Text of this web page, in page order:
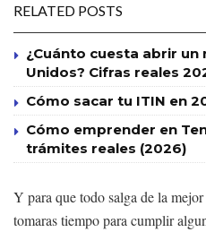
RELATED POSTS
¿Cuánto cuesta abrir un
Unidos? Cifras reales
Cómo sacar tu ITIN en
Cómo emprender en
trámites reales (2026)
Y para que todo salga de la
tomaras tiempo para cumplir